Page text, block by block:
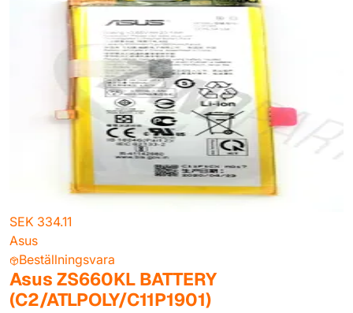
SEK 334.11
Asus
Beställningsvara
Asus ZS660KL BATTERY
(C2/ATLPOLY/C11P1901)